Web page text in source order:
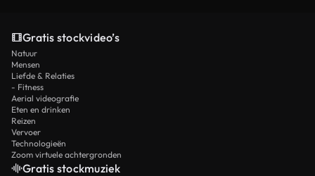
Gratis stockvideo’s
Natuur
Mensen
Liefde & Relaties
- Fitness
Aerial videografie
Eten en drinken
Reizen
Vervoer
Technologieën
Zoom virtuele achtergronden
Gratis stockmuziek